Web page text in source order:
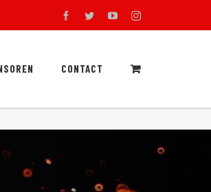
facebooktwitteryoutubeinstagram
CONTACT